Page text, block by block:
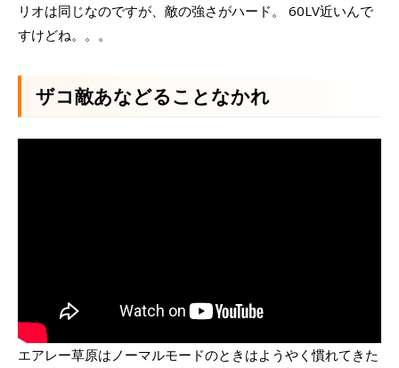
リオは同じなのですが、敵の強さがハード。 60LV近いんで
すけどね。。。
ザコ敵あなどることなかれ
エアレー草原はノーマルモードのときはようやく慣れてきた